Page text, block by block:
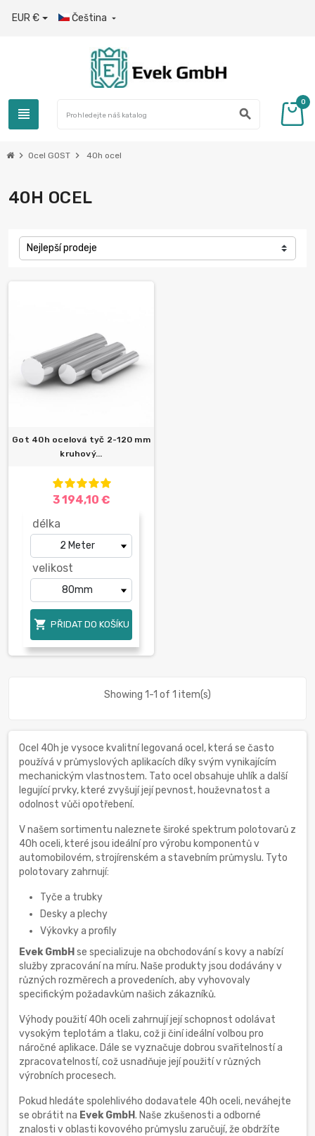
EUR € Čeština 
view_headline search
0
chevron_right Ocel GOST chevron_right 40h ocel
40H OCEL
Nejlepší prodeje
Got 40h ocelová tyč 2-120 mm
kruhový...
3 194,10 €
délka
velikost
 PŘIDAT DO KOŠÍKU
Showing 1-1 of 1 item(s)
Ocel 40h je vysoce kvalitní legovaná ocel, která se často
používá v průmyslových aplikacích díky svým vynikajícím
mechanickým vlastnostem. Tato ocel obsahuje uhlík a další
legující prvky, které zvyšují její pevnost, houževnatost a
odolnost vůči opotřebení.
V našem sortimentu naleznete široké spektrum polotovarů z
40h oceli, které jsou ideální pro výrobu komponentů v
automobilovém, strojírenském a stavebním průmyslu. Tyto
polotovary zahrnují:
Tyče a trubky
Desky a plechy
Výkovky a profily
Evek GmbH se specializuje na obchodování s kovy a nabízí
služby zpracování na míru. Naše produkty jsou dodávány v
různých rozměrech a provedeních, aby vyhovovaly
specifickým požadavkům našich zákazníků.
Výhody použití 40h oceli zahrnují její schopnost odolávat
vysokým teplotám a tlaku, což ji činí ideální volbou pro
náročné aplikace. Dále se vyznačuje dobrou svařitelností a
zpracovatelností, což usnadňuje její použití v různých
výrobních procesech.
Pokud hledáte spolehlivého dodavatele 40h oceli, neváhejte
se obrátit na Evek GmbH. Naše zkušenosti a odborné
znalosti v oblasti kovového průmyslu zaručují, že obdržíte